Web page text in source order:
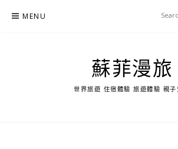
MENU
蘇菲漫旅
世界旅遊 住宿體驗 旅遊體驗 親子